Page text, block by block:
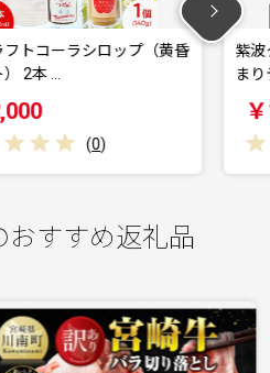
ーラシロップ（黄昏
(0)
紫波クラ
まりテイ
￥
おすすめ返礼品